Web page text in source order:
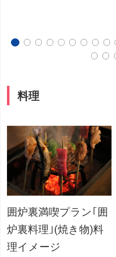
料理
囲炉裏満喫プラン｢囲
炉裏料理｣(焼き物)料
理イメージ